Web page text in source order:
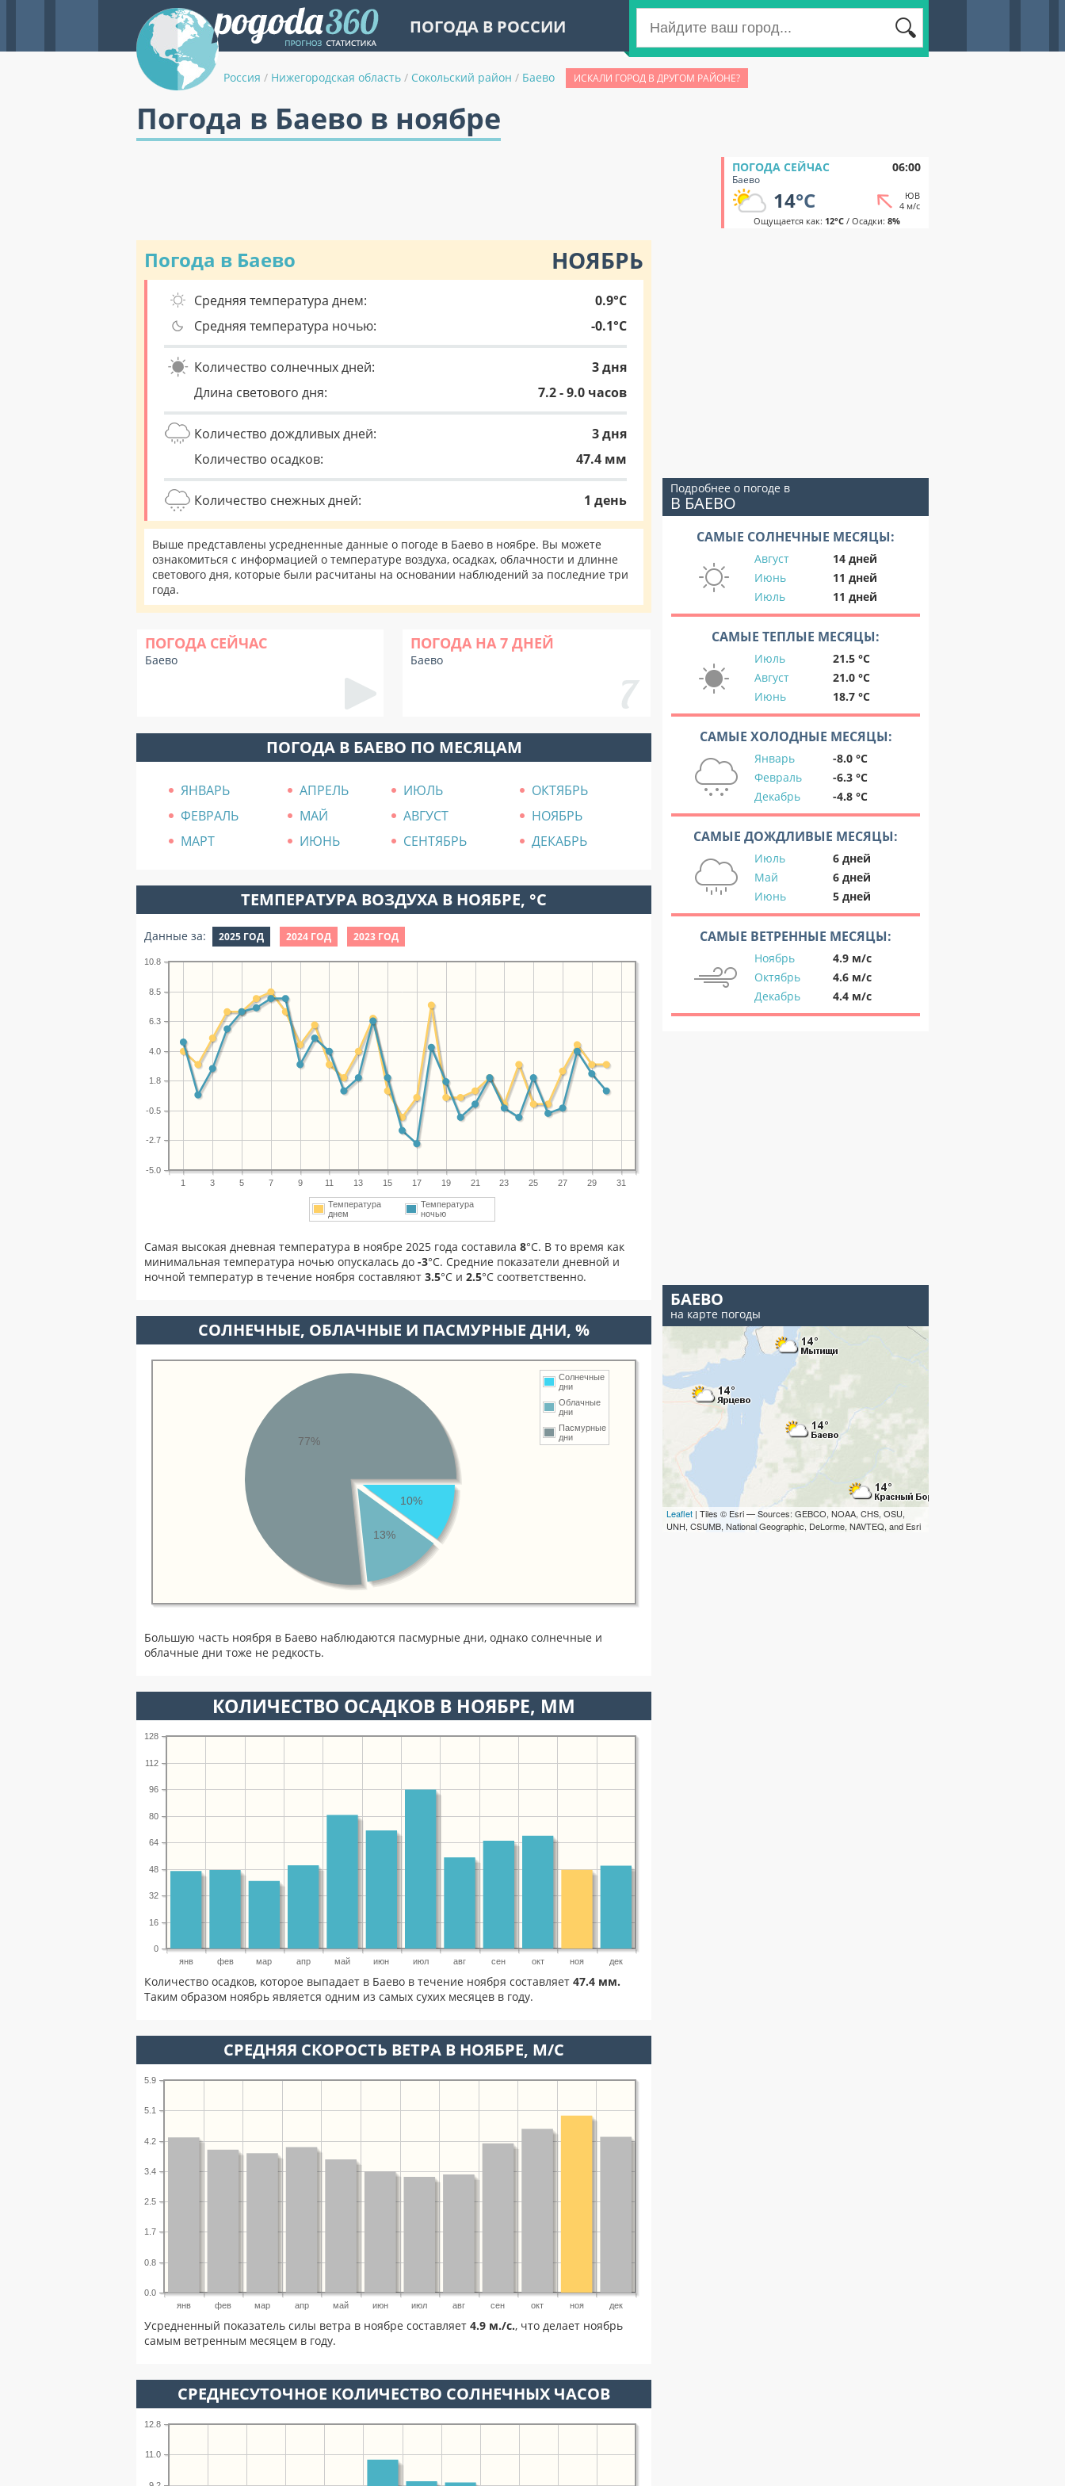
ПОГОДА В РОССИИ
Россия / Нижегородская область / Сокольский район / Баево ИСКАЛИ ГОРОД В ДРУГОМ РАЙОНЕ?
Погода в Баево в ноябре
ПОГОДА СЕЙЧАС 06:00
Баево
14°C
ЮВ
4 м/с
Ощущается как: 12°C/ Осадки: 8%
Погода в Баево НОЯБРЬ
Средняя температура днем:
0.9°C
Средняя температура ночью:
-0.1°C
Количество солнечных дней:
3 дня
Длина светового дня:
7.2 - 9.0 часов
Количество дождливых дней:
3 дня
Количество осадков:
47.4 мм
Количество снежных дней: 1 день
Выше представлены усредненные данные о погоде в Баево в ноябре. Вы можете
ознакомиться с информацией о температуре воздуха, осадках, облачности и длинне
светового дня, которые были расчитаны на основании наблюдений за последние три
года.
ПОГОДА СЕЙЧАС
Баево
ПОГОДА НА 7 ДНЕЙ
Баево
ПОГОДА В БАЕВО ПО МЕСЯЦАМ
ЯНВАРЬ АПРЕЛЬ ИЮЛЬ
ОКТЯБРЬ
ФЕВРАЛЬ
МАЙ АВГУСТ
НОЯБРЬ
МАРТ
ИЮНЬ СЕНТЯБРЬ ДЕКАБРЬ
ТЕМПЕРАТУРА ВОЗДУХА В НОЯБРЕ, °C
Данные за: 2025 ГОД 2024 ГОД 2023 ГОД
1 3 5 7 9 11 13 15 17 19 21 23 25 27 29 31
-5.0
-2.7
-0.5
1.8
4.0
6.3
8.5
10.8
Температура
днем
Температура
ночью
Самая высокая дневная температура в ноябре 2025 года составила 8°С. В то время как
минимальная температура ночью опускалась до -3°C. Средние показатели дневной и
ночной температур в течение ноября составляют 3.5°С и 2.5°С соответственно.
CОЛНЕЧНЫЕ, ОБЛАЧНЫЕ И ПАСМУРНЫЕ ДНИ, %
Солнечные
дни
Облачные
дни
Пасмурные
дни
10%
13%
77%
Большую часть ноября в Баево наблюдаются пасмурные дни, однако солнечные и
облачные дни тоже не редкость.
КОЛИЧЕСТВО ОСАДКОВ В НОЯБРЕ, ММ
янв фев мар апр май июн июл авг сен окт ноя дек
0
16
32
48
64
80
96
112
128
Количество осадков, которое выпадает в Баево в течение ноября составляет 47.4 мм.
Таким образом ноябрь является одним из самых сухих месяцев в году.
СРЕДНЯЯ СКОРОСТЬ ВЕТРА В НОЯБРЕ, М/С
янв фев мар апр май июн июл авг сен окт ноя дек
0.0
0.8
1.7
2.5
3.4
4.2
5.1
5.9
Усредненный показатель силы ветра в ноябре составляет 4.9 м./с., что делает ноябрь
самым ветренным месяцем в году.
СРЕДНЕСУТОЧНОЕ КОЛИЧЕСТВО СОЛНЕЧНЫХ ЧАСОВ
11.0
12.8
Подробнее о погоде в
В БАЕВО
САМЫЕ СОЛНЕЧНЫЕ МЕСЯЦЫ:
Август
14 дней
Июнь
11 дней
Июль
11 дней
САМЫЕ ТЕПЛЫЕ МЕСЯЦЫ:
Июль
21.5 °C
Август
21.0 °C
Июнь
18.7 °C
САМЫЕ ХОЛОДНЫЕ МЕСЯЦЫ:
Январь
-8.0 °C
Февраль
-6.3 °C
Декабрь
-4.8 °C
САМЫЕ ДОЖДЛИВЫЕ МЕСЯЦЫ:
Июль
6 дней
Май
6 дней
Июнь
5 дней
САМЫЕ ВЕТРЕННЫЕ МЕСЯЦЫ:
Ноябрь
4.9 м/с
Октябрь
4.6 м/с
Декабрь
4.4 м/с
БАЕВО
на карте погоды
Leaflet | Tiles © Esri — Sources: GEBCO, NOAA, CHS, OSU,
UNH, CSUMB, National Geographic, DeLorme, NAVTEQ, and Esri